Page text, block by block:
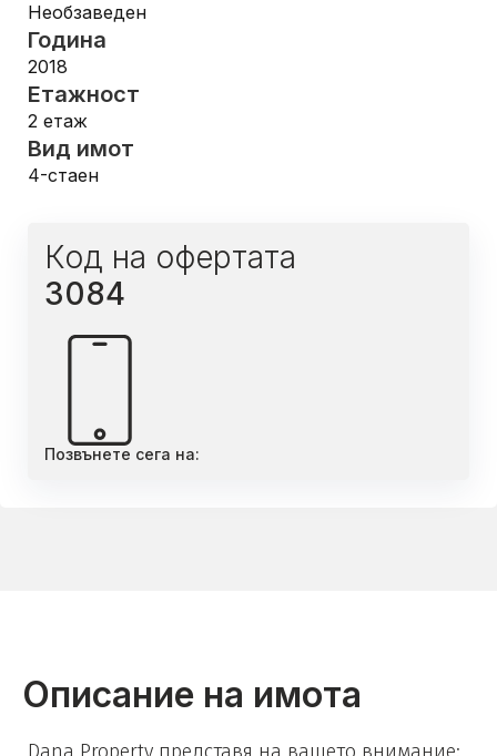
Необзаведен
Година
2018
Етажност
2 етаж
Вид имот
4-стаен
Код на офертата
3084
Позвънете сега на:
Описание на имота